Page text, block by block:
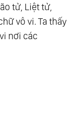
tử, Liệt tử,
vô vi. Ta thấy
nơi các